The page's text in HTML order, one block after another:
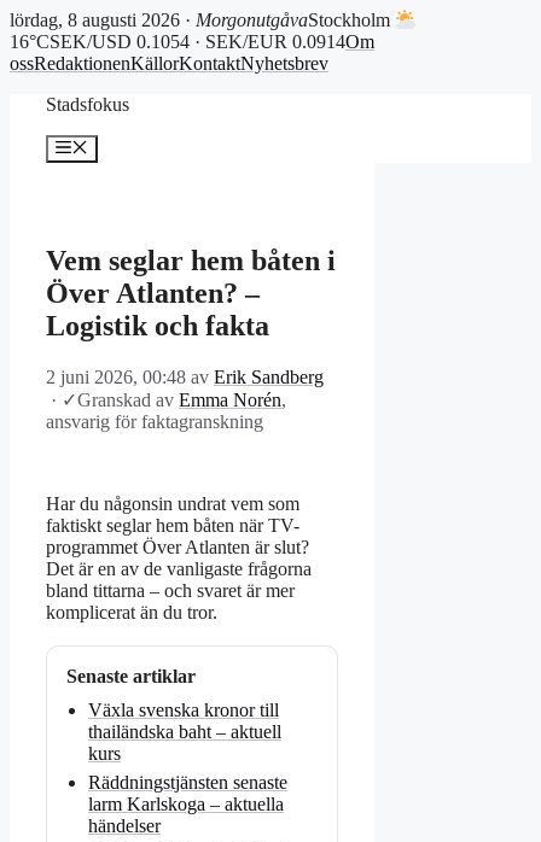
lördag, 8 augusti 2026 · MorgonutgåvaStockholm
16°CSEK/USD 0.1054 · SEK/EUR 0.0914Om
ossRedaktionenKällorKontaktNyhetsbrev
Stadsfokus
Meny
Vem seglar hem båten i
Över Atlanten? –
Logistik och fakta
2 juni 2026, 00:48 av Erik Sandberg
· ✓Granskad av Emma Norén,
ansvarig för faktagranskning
Har du någonsin undrat vem som
faktiskt seglar hem båten när TV-
programmet Över Atlanten är slut?
Det är en av de vanligaste frågorna
bland tittarna – och svaret är mer
komplicerat än du tror.
Senaste artiklar
Växla svenska kronor till
thailändska baht – aktuell
kurs
Räddningstjänsten senaste
larm Karlskoga – aktuella
händelser